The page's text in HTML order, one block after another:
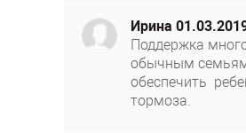
Ирина
Поддержка
обычным семьям
обеспечить
тормоза.